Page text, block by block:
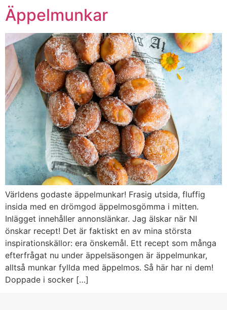
Äppelmunkar
Världens godaste äppelmunkar! Frasig utsida, fluffig
insida med en drömgod äppelmosgömma i mitten.
Inlägget innehåller annonslänkar. Jag älskar när NI
önskar recept! Det är faktiskt en av mina största
inspirationskällor: era önskemål. Ett recept som många
efterfrågat nu under äppelsäsongen är äppelmunkar,
alltså munkar fyllda med äppelmos. Så här har ni dem!
Doppade i socker […]